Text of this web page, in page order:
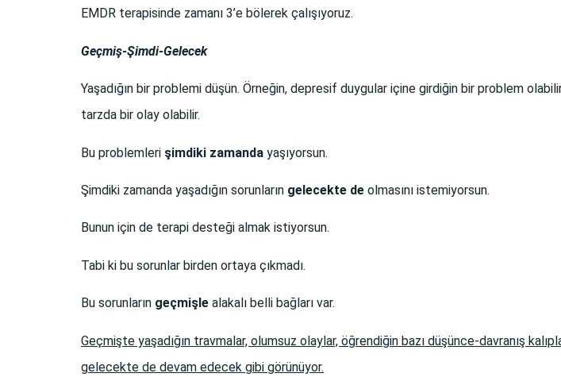
EMDR terapisinde zamanı 3’e bölerek çalışıyoruz.
Geçmiş-Şimdi-Gelecek
Yaşadığın bir problemi düşün. Örneğin, depresif duygular içine girdiğin bir problem
tarzda bir olay olabilir.
Bu problemleri şimdiki zamanda yaşıyorsun.
Şimdiki zamanda yaşadığın sorunların gelecekte de olmasını istemiyorsun.
Bunun için de terapi desteği almak istiyorsun.
Tabi ki bu sorunlar birden ortaya çıkmadı.
Bu sorunların geçmişle alakalı belli bağları var.
Geçmişte yaşadığın travmalar, olumsuz olaylar, öğrendiğin bazı düşünce-davranış
gelecekte de devam edecek gibi görünüyor.